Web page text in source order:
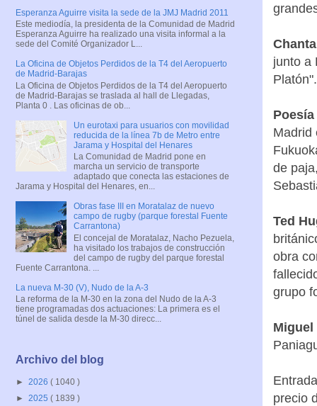
junto a
Platón".
Madrid
de
Ted
obra
grupo
Miguel
precio
Esperanza Aguirre visita la sede de la JMJ Madrid 2011
Este mediodía, la presidenta de la Comunidad de Madrid
Esperanza Aguirre ha realizado una visita informal a la
sede del Comité Organizador L...
La Oficina de Objetos Perdidos de la T4 del Aeropuerto
de Madrid-Barajas
La Oficina de Objetos Perdidos de la T4 del Aeropuerto
de Madrid-Barajas se traslada al hall de Llegadas,
Planta 0 . Las oficinas de ob...
Un eurotaxi para usuarios con movilidad
reducida de la línea 7b de Metro entre
Jarama y Hospital del Henares
La Comunidad de Madrid pone en
marcha un servicio de transporte
adaptado que conecta las estaciones de
Jarama y Hospital del Henares, en...
Obras fase III en Moratalaz de nuevo
campo de rugby (parque forestal Fuente
Carrantona)
El concejal de Moratalaz, Nacho Pezuela,
ha visitado los trabajos de construcción
del campo de rugby del parque forestal
Fuente Carrantona. ...
La nueva M-30 (V), Nudo de la A-3
La reforma de la M-30 en la zona del Nudo de la A-3
tiene programadas dos actuaciones: La primera es el
túnel de salida desde la M-30 direcc...
Archivo del blog
► 2026 ( 1040 )
► 2025 ( 1839 )